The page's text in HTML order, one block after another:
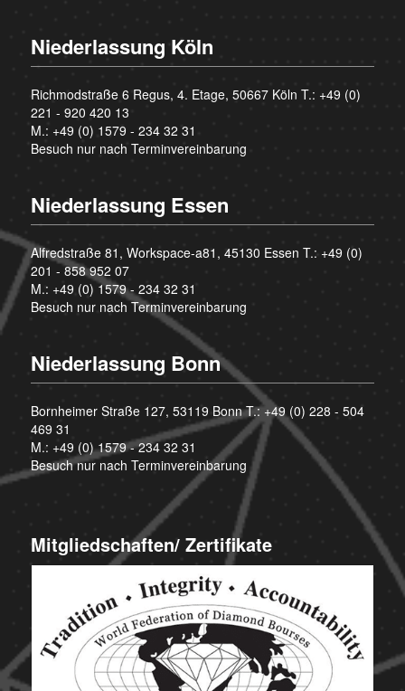
Niederlassung Köln
Richmodstraße 6 Regus, 4. Etage, 50667 Köln T.: +49 (0)
221 - 920 420 13
M.: +49 (0) 1579 - 234 32 31
Besuch nur nach Terminvereinbarung
Niederlassung Essen
Alfredstraße 81, Workspace-a81, 45130 Essen T.: +49 (0)
201 - 858 952 07
M.: +49 (0) 1579 - 234 32 31
Besuch nur nach Terminvereinbarung
Niederlassung Bonn
Bornheimer Straße 127, 53119 Bonn T.:+49 (0) 228 - 504
469 31
M.: +49 (0) 1579 - 234 32 31
Besuch nur nach Terminvereinbarung
Mitgliedschaften/ Zertifikate